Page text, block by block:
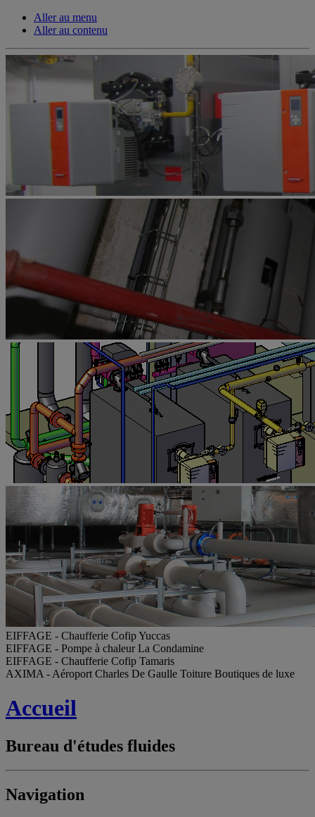
Aller au menu
Aller au contenu
EIFFAGE - Chaufferie Cofip Yuccas
EIFFAGE - Pompe à chaleur La Condamine
EIFFAGE - Chaufferie Cofip Tamaris
AXIMA - Aéroport Charles De Gaulle Toiture Boutiques de luxe
Accueil
Bureau d'études fluides
Navigation